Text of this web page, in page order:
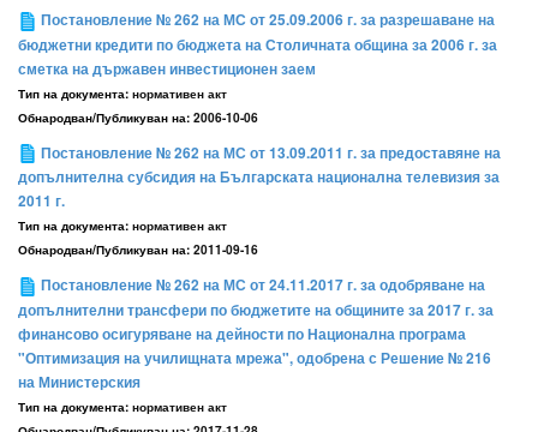
Постановление № 262 на МС от 25.09.2006 г. за разрешаване на
бюджетни кредити по бюджета на Столичната община за 2006 г. за
сметка на държавен инвестиционен заем
Тип на документа: нормативен акт
Обнародван/Публикуван на: 2006-10-06
Постановление № 262 на МС от 13.09.2011 г. за предоставяне на
допълнителна субсидия на Българската национална телевизия за
2011 г.
Тип на документа: нормативен акт
Обнародван/Публикуван на: 2011-09-16
Постановление № 262 на МС от 24.11.2017 г. за одобряване на
допълнителни трансфери по бюджетите на общините за 2017 г. за
финансово осигуряване на дейности по Национална програма
"Оптимизация на училищната мрежа", одобрена с Решение № 216
на Министерския
Тип на документа: нормативен акт